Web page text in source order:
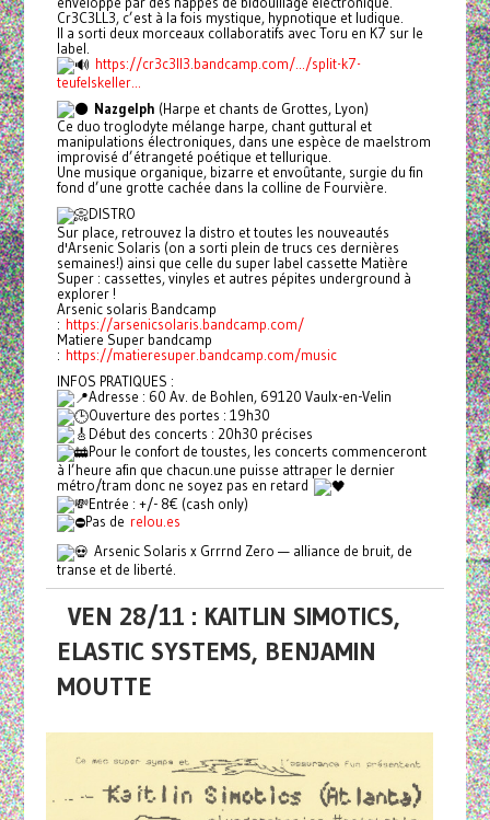
Cr3C3LL3, c’est à la fois mystique, hypnotique et ludique.
Il a sorti deux morceaux collaboratifs avec Toru en K7 sur le
label.
https://cr3c3ll3.bandcamp.com/.../split-k7-
teufelskeller...
Nazgelph (Harpe et chants de Grottes, Lyon)
Ce duo troglodyte mélange harpe, chant guttural et
manipulations électroniques, dans une espèce de maelstrom
improvisé d’étrangeté poétique et tellurique.
Une musique organique, bizarre et envoûtante, surgie du fin
fond d’une grotte cachée dans la colline de Fourvière.
DISTRO
Sur place, retrouvez la distro et toutes les nouveautés
d'Arsenic Solaris (on a sorti plein de trucs ces dernières
semaines!) ainsi que celle du super label cassette Matière
Super : cassettes, vinyles et autres pépites underground à
explorer !
Arsenic solaris Bandcamp
: https://arsenicsolaris.bandcamp.com/
Matiere Super bandcamp
: https://matieresuper.bandcamp.com/music
INFOS PRATIQUES :
Adresse : 60 Av. de Bohlen, 69120 Vaulx-en-Velin
Ouverture des portes : 19h30
Début des concerts : 20h30 précises
Pour le confort de toustes, les concerts commenceront
à l’heure afin que chacun.une puisse attraper le dernier
métro/tram donc ne soyez pas en retard
Entrée : +/- 8€ (cash only)
Pas de relou.es
Arsenic Solaris x Grrrnd Zero — alliance de bruit, de
transe et de liberté.
VEN 28/11 : KAITLIN SIMOTICS,
ELASTIC SYSTEMS, BENJAMIN
MOUTTE